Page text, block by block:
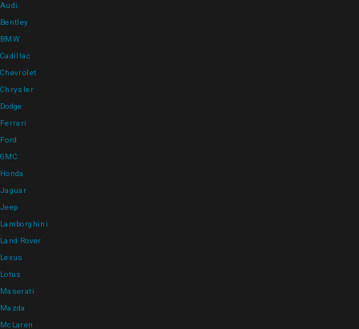
Audi
Bentley
BMW
Cadillac
Chevrolet
Chrysler
Dodge
Ferrari
Ford
GMC
Honda
Jaguar
Jeep
Lamborghini
Land Rover
Lexus
Lotus
Maserati
Mazda
McLaren